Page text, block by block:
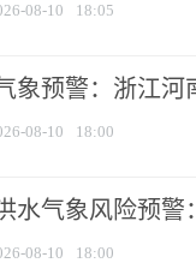
08-10 18:05
象预警：浙江
08-10 18:00
水气象风险预
08-10 18:00